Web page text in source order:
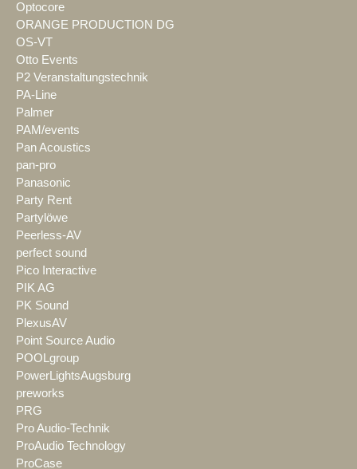
Optocore
ORANGE PRODUCTION DG
OS-VT
Otto Events
P2 Veranstaltungstechnik
PA-Line
Palmer
PAM/events
Pan Acoustics
pan-pro
Panasonic
Party Rent
Partylöwe
Peerless-AV
perfect sound
Pico Interactive
PIK AG
PK Sound
PlexusAV
Point Source Audio
POOLgroup
PowerLightsAugsburg
preworks
PRG
Pro Audio-Technik
ProAudio Technology
ProCase